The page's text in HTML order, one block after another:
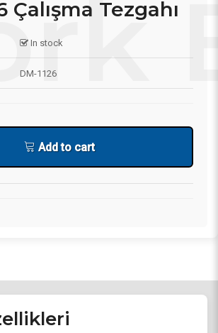
Çalışma Tezgahı
In stock
DM-1126
Add to cart